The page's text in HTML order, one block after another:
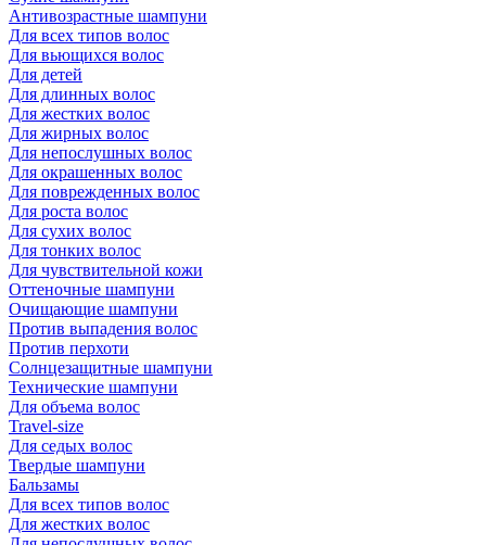
Антивозрастные шампуни
Для всех типов волос
Для вьющихся волос
Для детей
Для длинных волос
Для жестких волос
Для жирных волос
Для непослушных волос
Для окрашенных волос
Для поврежденных волос
Для роста волос
Для сухих волос
Для тонких волос
Для чувствительной кожи
Оттеночные шампуни
Очищающие шампуни
Против выпадения волос
Против перхоти
Солнцезащитные шампуни
Технические шампуни
Для объема волос
Travel-size
Для седых волос
Твердые шампуни
Бальзамы
Для всех типов волос
Для жестких волос